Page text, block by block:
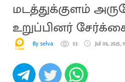
மடத்துக்குளம்
உறுப்பினர்
By selva 53 Jul 06, 2025,